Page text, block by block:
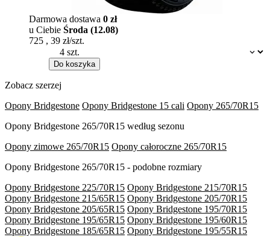
Dostępność:
Darmowa dostawa 0 zł
u Ciebie Środa (12.08)
725 , 39 zł/szt.
Do koszyka
Zobacz szerzej
Opony Bridgestone Opony Bridgestone 15 cali Opony 265/70R15
Opony Bridgestone 265/70R15 według sezonu
Opony zimowe 265/70R15 Opony całoroczne 265/70R15
Opony Bridgestone 265/70R15 - podobne rozmiary
Opony Bridgestone 225/70R15 Opony Bridgestone 215/70R15
Opony Bridgestone 215/65R15 Opony Bridgestone 205/70R15
Opony Bridgestone 205/65R15 Opony Bridgestone 195/70R15
Opony Bridgestone 195/65R15 Opony Bridgestone 195/60R15
Opony Bridgestone 185/65R15 Opony Bridgestone 195/55R15